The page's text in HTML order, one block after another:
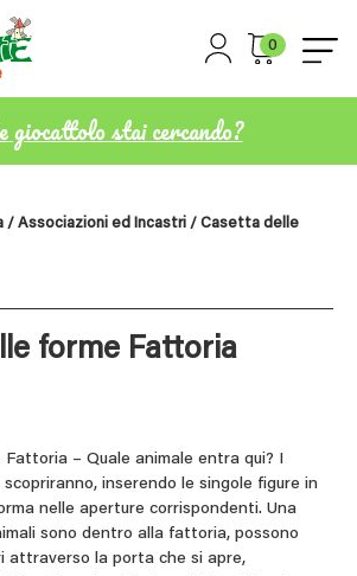
0
giocattolo stai cercando?
/ Associazioni ed Incastri / Casetta delle
forme Fattoria
– Quale animale entra qui? I
inserendo le singole figure in
nelle aperture corrispondenti. Una
sono dentro alla fattoria, possono
attraverso la porta che si apre,